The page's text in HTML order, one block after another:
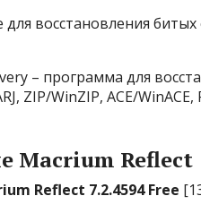
восстановления битых
– программа для
ZIP/WinZIP, ACE/WinACE,
Macrium Reflect
Reflect 7.2.4594 Free